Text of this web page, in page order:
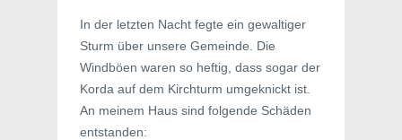
In der letzten Nacht fegte ein gewaltiger
Sturm über unsere Gemeinde. Die
Windböen waren so heftig, dass sogar der
Korda auf dem Kirchturm umgeknickt ist.
An meinem Haus sind folgende Schäden
entstanden: